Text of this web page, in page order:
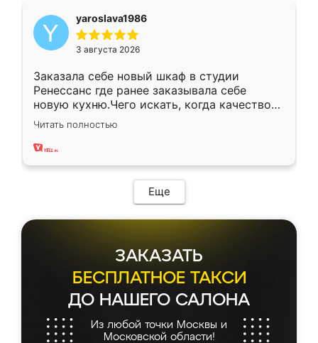
yaroslava1986
3 августа 2026
Заказала себе новый шкаф в студии
Ренессанс где ранее заказывала себе
новую кухню.Чего искать, когда качеством
вполне довольна. Служит кухня уже почти
два года, нареканий нет.
Читать полностью
Еще
ЗАКАЗАТЬ
БЕСПЛАТНОЕ ТАКСИ
ДО НАШЕГО САЛОНА
Из любой точки Москвы и
Московской области!